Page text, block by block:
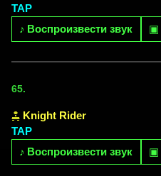
TAP
♪ Воспроизвести звук ▣
65.
Knight Rider
TAP
♪ Воспроизвести звук ▣